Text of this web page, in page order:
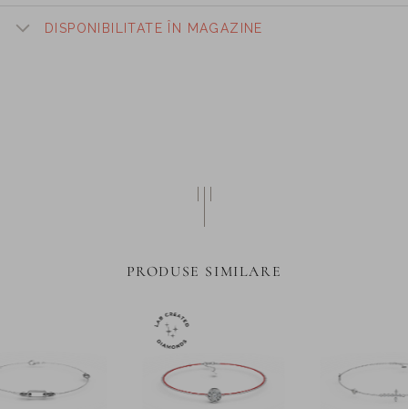
DISPONIBILITATE ÎN MAGAZINE
PRODUSE SIMILARE